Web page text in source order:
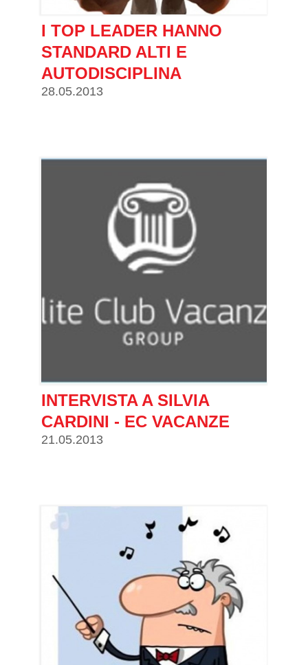
I TOP LEADER HANNO
STANDARD ALTI E
AUTODISCIPLINA
28.05.2013
INTERVISTA A SILVIA
CARDINI - EC VACANZE
21.05.2013